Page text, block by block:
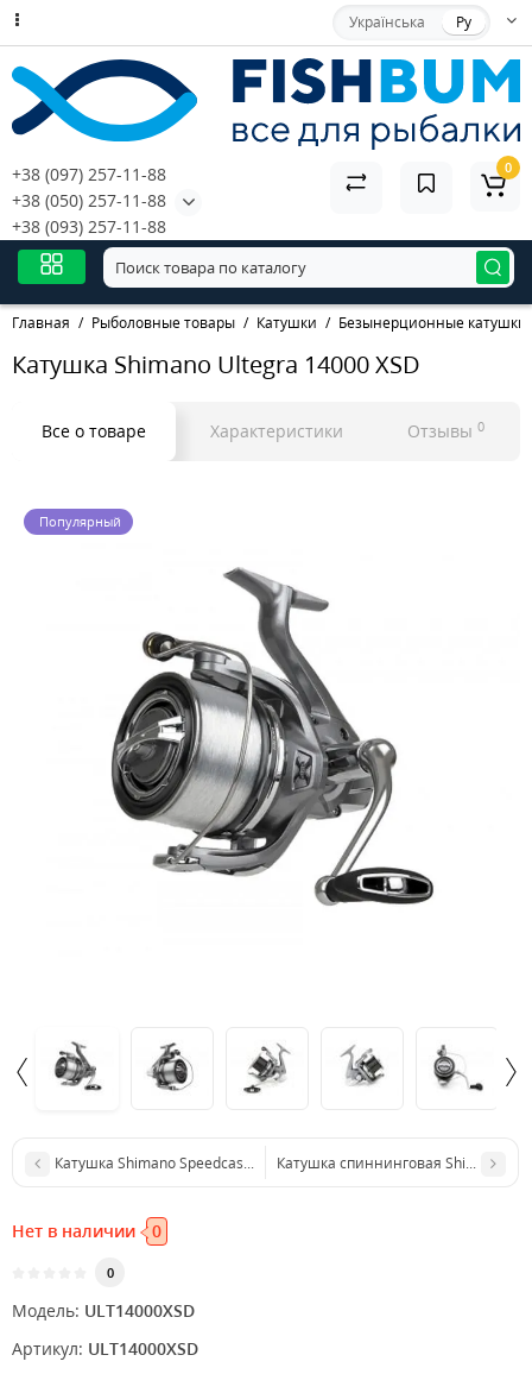
Українська Ру
+38 (097) 257-11-88
+38 (050) 257-11-88
+38 (093) 257-11-88
0
Главная Рыболовные товары Катушки Безынерционные катушки
Катушка Shimano Ultegra 14000 XSD
Все о товаре Характеристики Отзывы 0
Популярный
Катушка Shimano Speedcast XSB 14000Катушка спиннинговая Shimano
Нет в наличии 0
0
Модель: ULT14000XSD
Артикул: ULT14000XSD